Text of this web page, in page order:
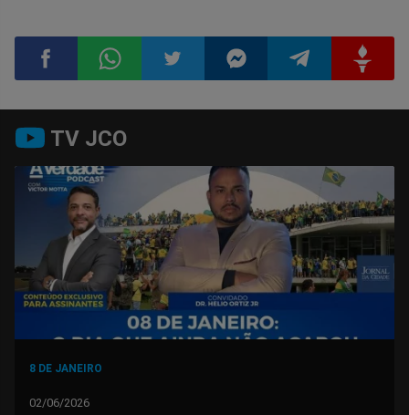
Compartilhar
no
Facebook
no
Whatsapp
no
Twitter
no
Messenger
no
Telegram
no
Gettr
TV JCO
8 DE JANEIRO
02/06/2026